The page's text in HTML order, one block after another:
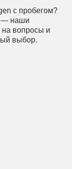
с пробегом?
— наши
на вопросы и
выбор.